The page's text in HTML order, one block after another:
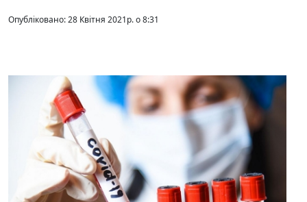
Опубліковано: 28 Квітня 2021р. о 8:31